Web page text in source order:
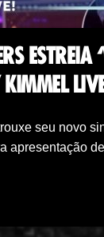
seu novo
apresentação